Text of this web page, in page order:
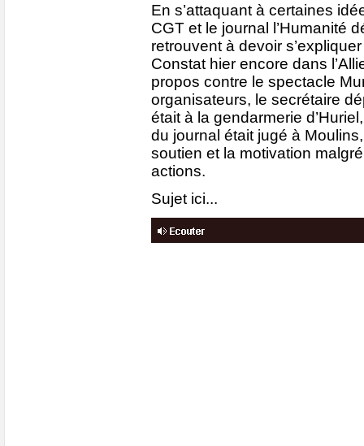
En s’attaquant à certaines
CGT et le journal l’Humanité
retrouvent à devoir
Constat hier encore dans
propos contre le spectacle
organisateurs, le secrétaire
était à la gendarmerie
du journal était jugé à
soutien et la motivation
actions.
Sujet ici...